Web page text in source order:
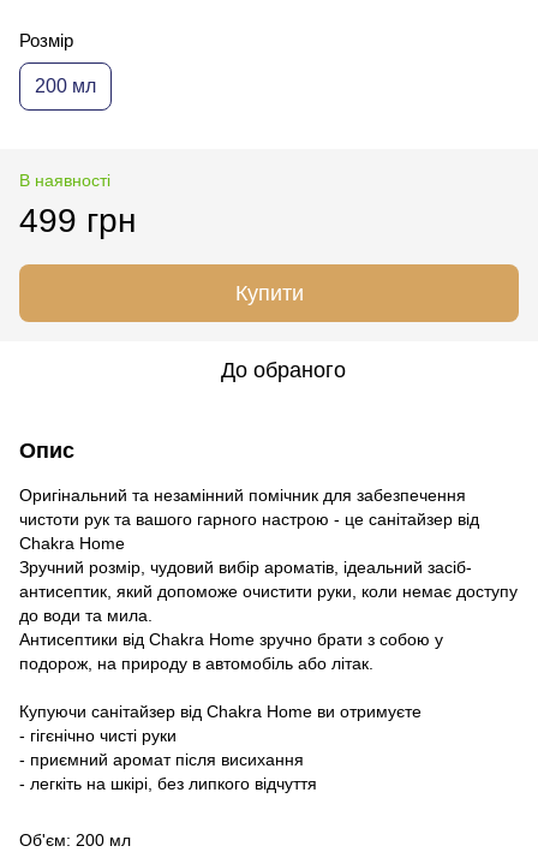
Розмір
200 мл
В наявності
499 грн
Купити
До обраного
Опис
Оригінальний та незамінний помічник для забезпечення
чистоти рук та вашого гарного настрою - це санітайзер від
Chakra Home
Зручний розмір, чудовий вибір ароматів, ідеальний засіб-
антисептик, який допоможе очистити руки, коли немає доступу
до води та мила.
Антисептики від Chakra Home зручно брати з собою у
подорож, на природу в автомобіль або літак.
Купуючи санітайзер від Chakra Home ви отримуєте
- гігєнічно чисті руки
- приємний аромат після висихання
- легкіть на шкірі, без липкого відчуття
Об'єм: 200 мл